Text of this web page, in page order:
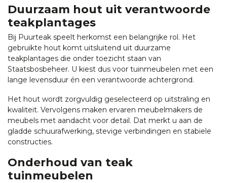
Duurzaam hout uit verantwoorde
teakplantages
Bij Puurteak speelt herkomst een belangrijke rol. Het
gebruikte hout komt uitsluitend uit duurzame
teakplantages die onder toezicht staan van
Staatsbosbeheer. U kiest dus voor tuinmeubelen met een
lange levensduur én een verantwoorde achtergrond.
Het hout wordt zorgvuldig geselecteerd op uitstraling en
kwaliteit. Vervolgens maken ervaren meubelmakers de
meubels met aandacht voor detail. Dat merkt u aan de
gladde schuurafwerking, stevige verbindingen en stabiele
constructies.
Onderhoud van teak
tuinmeubelen